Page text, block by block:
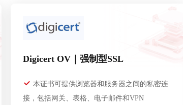
Digicert OV｜强制型SSL
本证书可提供浏览器和服务器之间的私密连
接，包括网关、表格、电子邮件和VPN